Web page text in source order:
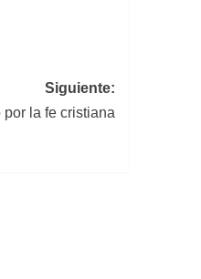
Siguiente:
la fe cristiana